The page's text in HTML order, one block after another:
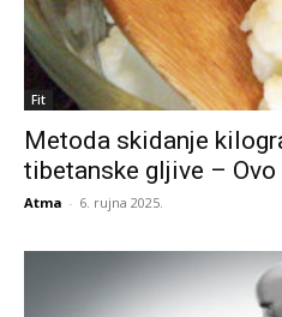
Fit
Metoda skidanje
tibetanske gljive – Ovo
Atma - 6. rujna 2025.